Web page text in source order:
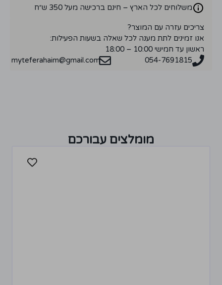
משלוחים לכל הארץ – חינם ברכישה מעל 350 ש״ח
צריכים עזרה עם המוצר?
אנו זמינים לתת מענה לכל שאלה בשעות הפעילות:
ראשון עד חמישי 10:00 – 18:00
054-7691815
myteferahaim@gmail.com
מומלצים עבורכם